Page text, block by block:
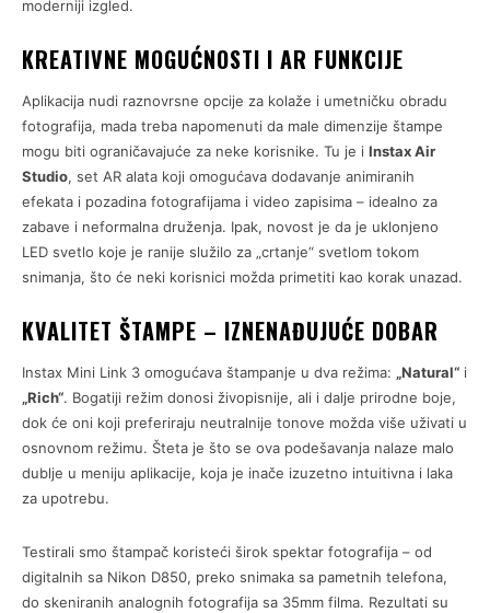
moderniji izgled.
KREATIVNE MOGUĆNOSTI I AR FUNKCIJE
Aplikacija nudi raznovrsne opcije za kolaže i umetničku obradu
fotografija, mada treba napomenuti da male dimenzije štampe
mogu biti ograničavajuće za neke korisnike. Tu je i Instax Air
Studio, set AR alata koji omogućava dodavanje animiranih
efekata i pozadina fotografijama i video zapisima – idealno za
zabave i neformalna druženja. Ipak, novost je da je uklonjeno
LED svetlo koje je ranije služilo za „crtanje“ svetlom tokom
snimanja, što će neki korisnici možda primetiti kao korak unazad.
KVALITET ŠTAMPE – IZNENAĐUJUĆE DOBAR
Instax Mini Link 3 omogućava štampanje u dva režima: „Natural“ i
„Rich“. Bogatiji režim donosi živopisnije, ali i dalje prirodne boje,
dok će oni koji preferiraju neutralnije tonove možda više uživati u
osnovnom režimu. Šteta je što se ova podešavanja nalaze malo
dublje u meniju aplikacije, koja je inače izuzetno intuitivna i laka
za upotrebu.
Testirali smo štampač koristeći širok spektar fotografija – od
digitalnih sa Nikon D850, preko snimaka sa pametnih telefona,
do skeniranih analognih fotografija sa 35mm filma. Rezultati su